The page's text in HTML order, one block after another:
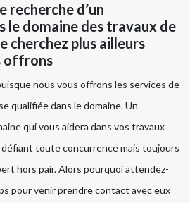
recherche d’un
le domaine des travaux de
cherchez plus ailleurs
offrons
nous vous offrons les services de
qualifiée dans le domaine. Un
qui vous aidera dans vos travaux
toute concurrence mais toujours
hors pair. Alors pourquoi attendez-
pour venir prendre contact avec eux